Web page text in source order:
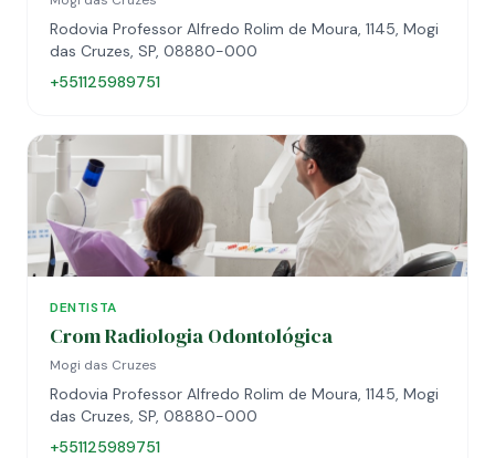
Rodovia Professor Alfredo Rolim de Moura, 1145, Mogi
das Cruzes, SP, 08880-000
+551125989751
DENTISTA
Crom Radiologia Odontológica
Mogi das Cruzes
Rodovia Professor Alfredo Rolim de Moura, 1145, Mogi
das Cruzes, SP, 08880-000
+551125989751